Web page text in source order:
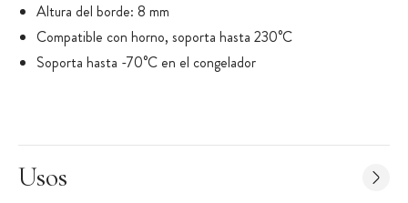
Altura del borde: 8 mm
Compatible con horno, soporta hasta 230°C
Soporta hasta -70°C en el congelador
Usos